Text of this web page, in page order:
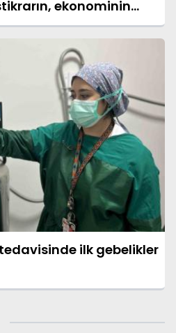
ekonominin
kurmak istiyoruz"
ilk gebelikler